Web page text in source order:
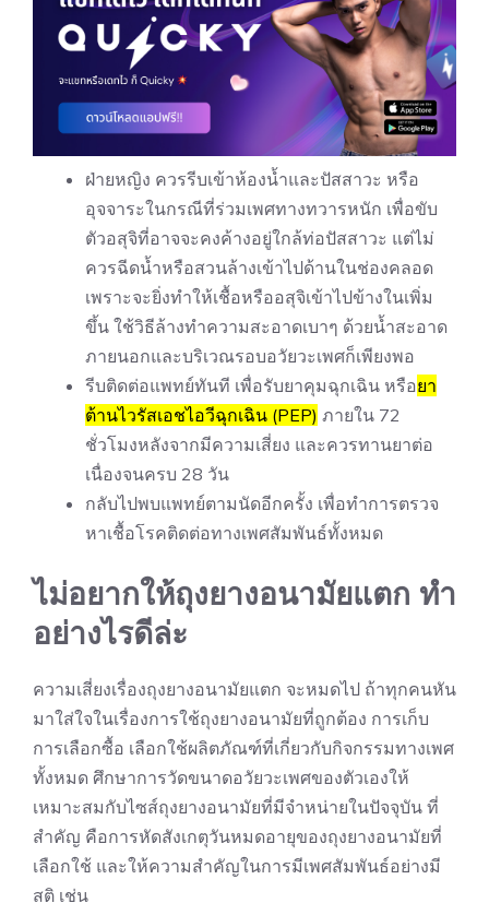
ฝ่ายหญิง ควรรีบเข้าห้องน้ำและปัสสาวะ หรือ
อุจจาระในกรณีที่ร่วมเพศทางทวารหนัก เพื่อขับ
ตัวอสุจิที่อาจจะคงค้างอยู่ใกล้ท่อปัสสาวะ แต่ไม่
ควรฉีดน้ำหรือสวนล้างเข้าไปด้านในช่องคลอด
เพราะจะยิ่งทำให้เชื้อหรืออสุจิเข้าไปข้างในเพิ่ม
ขึ้น ใช้วิธีล้างทำความสะอาดเบาๆ ด้วยน้ำสะอาด
ภายนอกและบริเวณรอบอวัยวะเพศก็เพียงพอ
รีบติดต่อแพทย์ทันที เพื่อรับยาคุมฉุกเฉิน หรือยา
ต้านไวรัสเอชไอวีฉุกเฉิน (PEP) ภายใน 72
ชั่วโมงหลังจากมีความเสี่ยง และควรทานยาต่อ
เนื่องจนครบ 28 วัน
กลับไปพบแพทย์ตามนัดอีกครั้ง เพื่อทำการตรวจ
หาเชื้อโรคติดต่อทางเพศสัมพันธ์ทั้งหมด
ไม่อยากให้ถุงยางอนามัยแตก ทำ
อย่างไรดีล่ะ
ความเสี่ยงเรื่องถุงยางอนามัยแตก จะหมดไป ถ้าทุกคนหัน
มาใส่ใจในเรื่องการใช้ถุงยางอนามัยที่ถูกต้อง การเก็บ
การเลือกซื้อ เลือกใช้ผลิตภัณฑ์ที่เกี่ยวกับกิจกรรมทางเพศ
ทั้งหมด ศึกษาการวัดขนาดอวัยวะเพศของตัวเองให้
เหมาะสมกับไซส์ถุงยางอนามัยที่มีจำหน่ายในปัจจุบัน ที่
สำคัญ คือการหัดสังเกตุวันหมดอายุของถุงยางอนามัยที่
เลือกใช้ และให้ความสำคัญในการมีเพศสัมพันธ์อย่างมี
สติ เช่น